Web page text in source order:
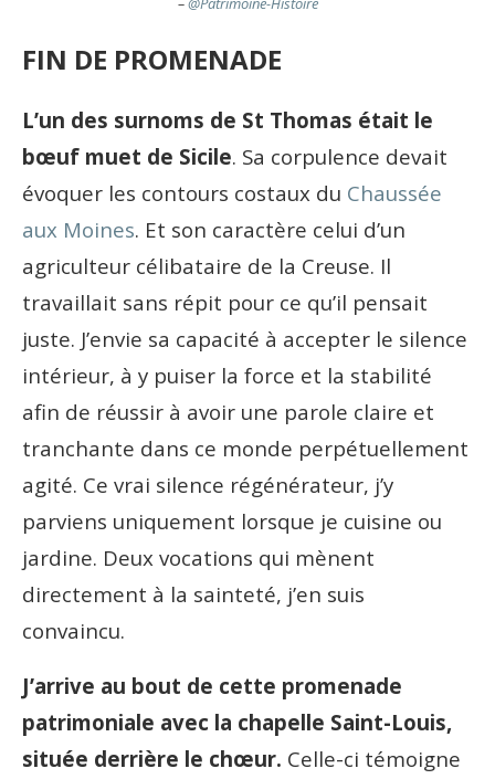
FIN DE PROMENADE
L’un des surnoms de St Thomas était le
bœuf muet de Sicile. Sa corpulence devait
évoquer les contours costaux du Chaussée
aux Moines. Et son caractère celui d’un
agriculteur célibataire de la Creuse. Il
travaillait sans répit pour ce qu’il pensait
juste. J’envie sa capacité à accepter le silence
intérieur, à y puiser la force et la stabilité
afin de réussir à avoir une parole claire et
tranchante dans ce monde perpétuellement
agité. Ce vrai silence régénérateur, j’y
parviens uniquement lorsque je cuisine ou
jardine. Deux vocations qui mènent
directement à la sainteté, j’en suis
convaincu.
J’arrive au bout de cette promenade
patrimoniale avec la chapelle Saint-Louis,
située derrière le chœur. Celle-ci témoigne